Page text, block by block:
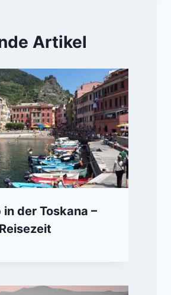
Artikel
in der Toskana –